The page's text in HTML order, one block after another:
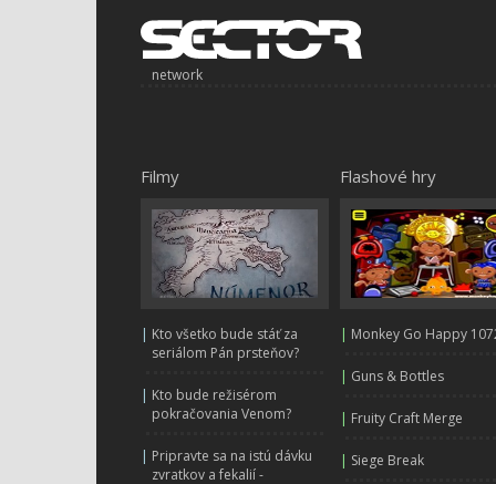
network
Filmy
| Kto všetko bude stáť za
seriálom Pán prsteňov?
| Kto bude režisérom
pokračovania Venom?
| Pripravte sa na istú dávku
zvratkov a fekalií -
Flashové hry
| Monkey Go Happy
| Guns & Bottles
| Fruity Craft Merge
| Siege Break